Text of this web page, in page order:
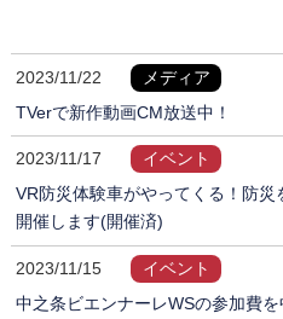
2023/11/22
メディア
TVerで新作動画CM放送中！
2023/11/17
イベント
VR防災体験車がやってくる！防
開催します(開催済)
2023/11/15
イベント
中之条ビエンナーレWSの参加費